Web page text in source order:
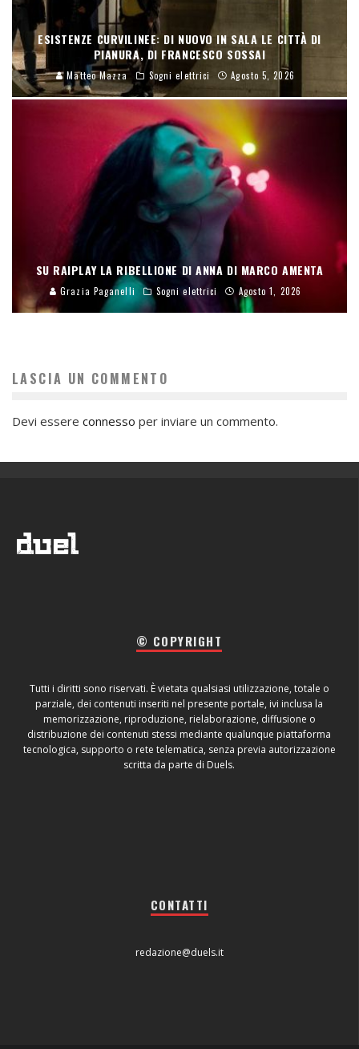
ESISTENZE CURVILINEE: DI NUOVO IN SALA LE CITTÀ DI
PIANURA, DI FRANCESCO SOSSAI
Matteo Mazza Sogni elettrici Agosto 5, 2026
SU RAIPLAY LA RIBELLIONE DI ANNA DI MARCO AMENTA
Grazia Paganelli Sogni elettrici Agosto 1, 2026
LASCIA UN COMMENTO
Devi essere connesso per inviare un commento.
© COPYRIGHT
Tutti i diritti sono riservati. È vietata qualsiasi utilizzazione, totale o
parziale, dei contenuti inseriti nel presente portale, ivi inclusa la
memorizzazione, riproduzione, rielaborazione, diffusione o
distribuzione dei contenuti stessi mediante qualunque piattaforma
tecnologica, supporto o rete telematica, senza previa autorizzazione
scritta da parte di Duels.
CONTATTI
redazione@duels.it